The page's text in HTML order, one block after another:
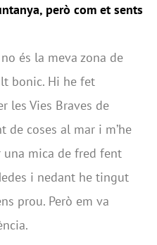
però com et sents
és la meva zona de
bonic. Hi he fet
les Vies Braves de
de coses al mar i m’he
una mica de fred fent
i nedant he tingut
prou. Però em va